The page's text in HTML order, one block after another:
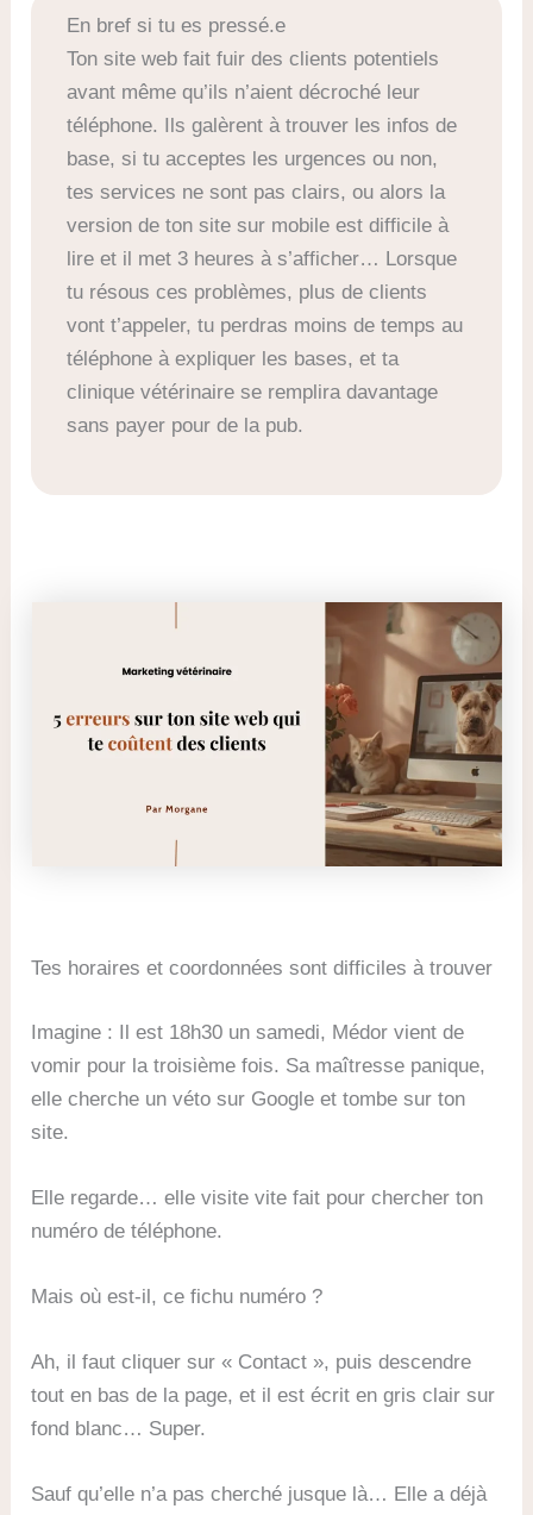
En bref si tu es pressé.e
Ton site web fait fuir des clients potentiels
avant même qu’ils n’aient décroché leur
téléphone. Ils galèrent à trouver les infos de
base, si tu acceptes les urgences ou non,
tes services ne sont pas clairs, ou alors la
version de ton site sur mobile est difficile à
lire et il met 3 heures à s’afficher… Lorsque
tu résous ces problèmes, plus de clients
vont t’appeler, tu perdras moins de temps au
téléphone à expliquer les bases, et ta
clinique vétérinaire se remplira davantage
sans payer pour de la pub.
Tes horaires et coordonnées sont difficiles à trouver
Imagine : Il est 18h30 un samedi, Médor vient de
vomir pour la troisième fois. Sa maîtresse panique,
elle cherche un véto sur Google et tombe sur ton
site.
Elle regarde… elle visite vite fait pour chercher ton
numéro de téléphone.
Mais où est-il, ce fichu numéro ?
Ah, il faut cliquer sur « Contact », puis descendre
tout en bas de la page, et il est écrit en gris clair sur
fond blanc… Super.
Sauf qu’elle n’a pas cherché jusque là… Elle a déjà